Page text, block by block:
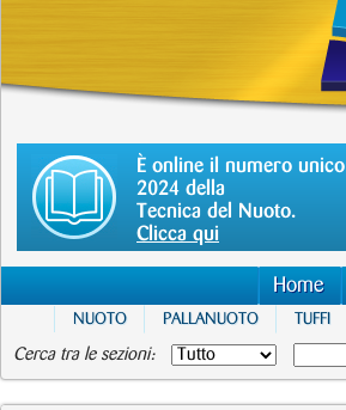
È online il numero unico
2024 della
Tecnica del Nuoto.
Clicca qui
Home
NUOTO PALLANUOTO TUFFI
Cerca tra le sezioni: